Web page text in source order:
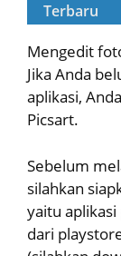
Terbaru
Mengedit
Jika Anda
aplikasi,
Picsart.
Sebelum
silahkan
yaitu
dari